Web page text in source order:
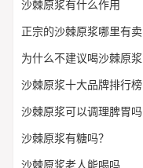
沙棘原浆有什么作用
正宗的沙棘原浆哪里有卖
为什么不建议喝沙棘原浆
沙棘原浆十大品牌排行榜
沙棘原浆可以调理脾胃吗
沙棘原浆有糖吗？
沙棘原浆老人能喝吗